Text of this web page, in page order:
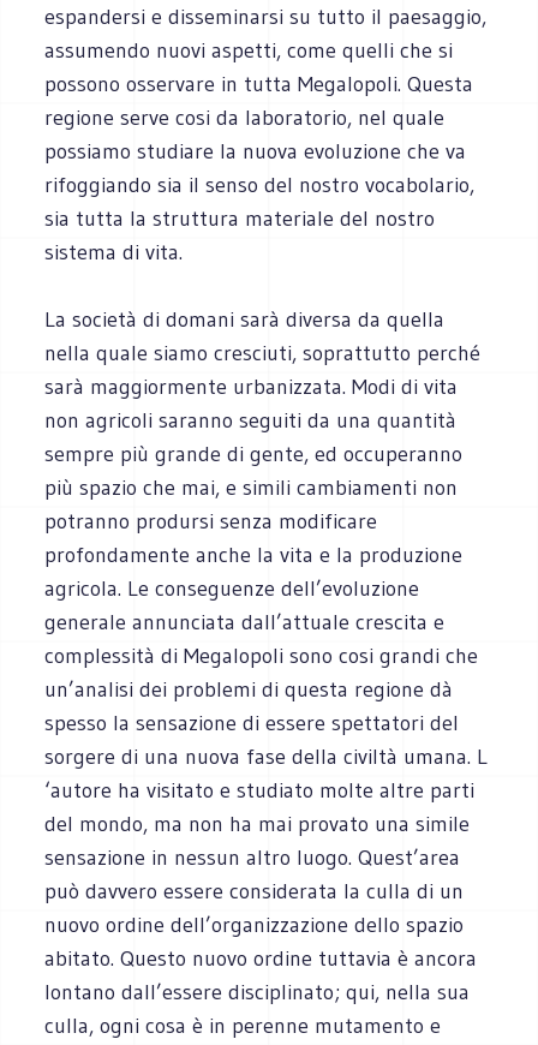
espandersi e disseminarsi su tutto il paesaggio,
assumendo nuovi aspetti, come quelli che si
possono osservare in tutta Megalopoli. Questa
regione serve cosi da laboratorio, nel quale
possiamo studiare la nuova evoluzione che va
rifoggiando sia il senso del nostro vocabolario,
sia tutta la struttura materiale del nostro
sistema di vita.
La società di domani sarà diversa da quella
nella quale siamo cresciuti, soprattutto perché
sarà maggiormente urbanizzata. Modi di vita
non agricoli saranno seguiti da una quantità
sempre più grande di gente, ed occuperanno
più spazio che mai, e simili cambiamenti non
potranno prodursi senza modificare
profondamente anche la vita e la produzione
agricola. Le conseguenze dell’evoluzione
generale annunciata dall’attuale crescita e
complessità di Megalopoli sono cosi grandi che
un’analisi dei problemi di questa regione dà
spesso la sensazione di essere spettatori del
sorgere di una nuova fase della civiltà umana. L
‘autore ha visitato e studiato molte altre parti
del mondo, ma non ha mai provato una simile
sensazione in nessun altro luogo. Quest’area
può davvero essere considerata la culla di un
nuovo ordine dell’organizzazione dello spazio
abitato. Questo nuovo ordine tuttavia è ancora
lontano dall’essere disciplinato; qui, nella sua
culla, ogni cosa è in perenne mutamento e